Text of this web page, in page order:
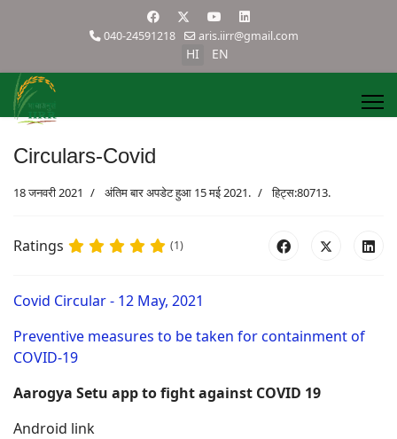
040-24591218 aris.iirr@gmail.com
HI EN
Circulars-Covid
18 जनवरी 2021 अंतिम बार अपडेट हुआ 15 मई 2021. हिट्स:80713.
Ratings (1)
Covid Circular - 12 May, 2021
Preventive measures to be taken for containment of
COVID-19
Aarogya Setu app to fight against COVID 19
Android link